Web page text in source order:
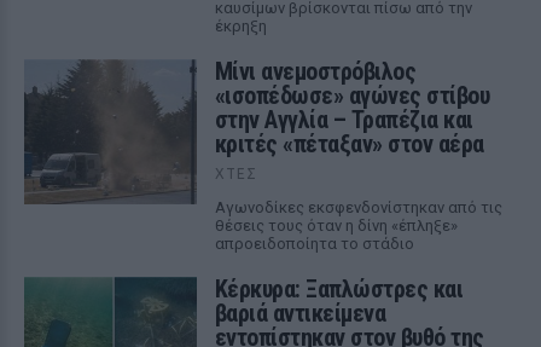
καυσίμων βρίσκονται πίσω από την
έκρηξη
Μίνι ανεμοστρόβιλος
«ισοπέδωσε» αγώνες στίβου
στην Αγγλία – Τραπέζια και
κριτές «πέταξαν» στον αέρα
ΧΤΕΣ
Αγωνοδίκες εκσφενδονίστηκαν από τις
θέσεις τους όταν η δίνη «έπληξε»
απροειδοποίητα το στάδιο
Κέρκυρα: Ξαπλώστρες και
βαριά αντικείμενα
εντοπίστηκαν στον βυθό της